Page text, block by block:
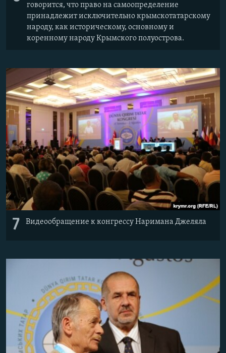
говорится, что право на самоопределение
принадлежит исключительно крымскотатарскому
народу, как историческому, основному и
коренному народу Крымского полуострова.
7 Видеообращение к конгрессу Наримана Джеляла